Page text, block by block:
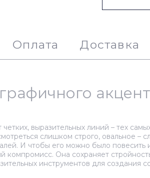
Оплата Доставка
выразительных линий – тех
слишком строго, овальное –
И чтобы его можно было
компромисс. Она сохраняет
инструментов для создания